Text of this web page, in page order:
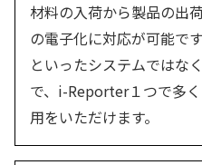
材料の入荷から製品の出
の電子化に対応が可能で
といったシステムではな
で、i-Reporter１つで多
用をいただけます。